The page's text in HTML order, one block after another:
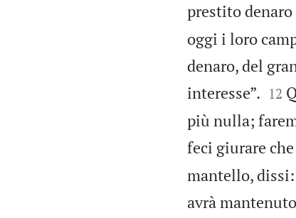
prestito
oggi i loro
denaro, del
interesse”.
12
più nulla;
feci giurare
mantello, dissi:
avrà